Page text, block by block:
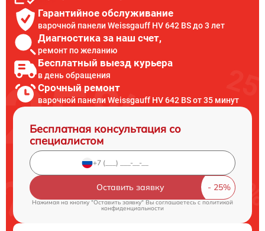
Гарантийное обслуживание
варочной панели Weissgauff HV 642 BS до 3 лет
Диагностика за наш счет,
ремонт по желанию
Бесплатный выезд курьера
в день обращения
Срочный ремонт
варочной панели Weissgauff HV 642 BS от 35 минут
Бесплатная консультация со
специалистом
Оставить заявку
Нажимая на кнопку "Оставить заявку" Вы соглашаетесь cполитикой
конфиденциальности